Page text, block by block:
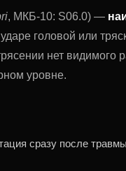
, МКБ-10: S06.0) —
головой или
нет видимого
уровне.
сразу после